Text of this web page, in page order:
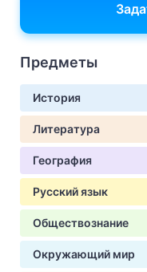
Предметы
История
Литература
География
Русский язык
Обществознание
Окружающий мир